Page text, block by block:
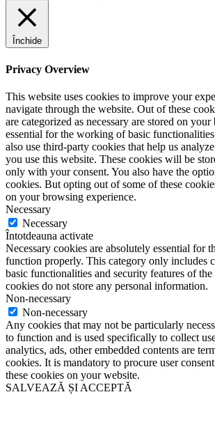
Închide
Privacy Overview
This website uses cookies to improve your
navigate through the website. Out of these
are categorized as necessary are stored on
essential for the working of basic
also use third-party cookies that help us
you use this website. These cookies will be
only with your consent. You also have the
cookies. But opting out of some of these
on your browsing experience.
Necessary
Necessary
Întotdeauna activate
Necessary cookies are absolutely essential for
function properly. This category only includes
basic functionalities and security features of
cookies do not store any personal information.
Non-necessary
Non-necessary
Any cookies that may not be particularly
to function and is used specifically to collect
analytics, ads, other embedded contents are
cookies. It is mandatory to procure user
these cookies on your website.
SALVEAZĂ ȘI ACCEPTĂ